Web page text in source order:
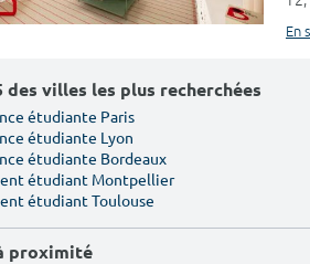
En
des villes les plus recherchées
étudiante Paris
étudiante Lyon
étudiante Bordeaux
étudiant Montpellier
étudiant Toulouse
proximité